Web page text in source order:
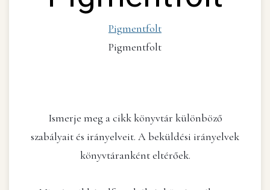
Pigmentfolt
Pigmentfolt
Ismerje meg a cikk könyvtár különböző
szabályait és irányelveit. A beküldési irányelvek
könyvtáranként eltérőek.